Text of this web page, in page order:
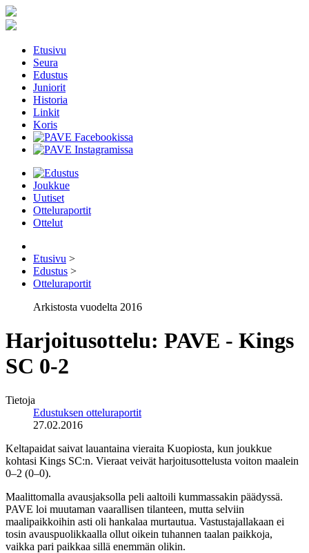
Etusivu
Seura
Edustus
Juniorit
Historia
Linkit
Koris
Joukkue
Uutiset
Otteluraportit
Ottelut
Etusivu >
Edustus >
Otteluraportit
Arkistosta vuodelta 2016
Harjoitusottelu: PAVE - Kings
SC 0-2
Tietoja
Edustuksen otteluraportit
27.02.2016
Keltapaidat saivat lauantaina vieraita Kuopiosta, kun joukkue
kohtasi Kings SC:n. Vieraat veivät harjoitusottelusta voiton maalein
0–2 (0–0).
Maalittomalla avausjaksolla peli aaltoili kummassakin päädyssä.
PAVE loi muutaman vaarallisen tilanteen, mutta selviin
maalipaikkoihin asti oli hankalaa murtautua. Vastustajallakaan ei
tosin avauspuolikkaalla ollut oikein tuhannen taalan paikkoja,
vaikka pari paikkaa sillä enemmän olikin.